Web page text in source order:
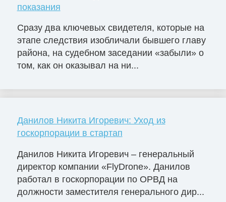
показания
Сразу два ключевых свидетеля, которые на
этапе следствия изобличали бывшего главу
района, на судебном заседании «забыли» о
том, как он оказывал на ни...
Данилов Никита Игоревич: Уход из
госкорпорации в стартап
Данилов Никита Игоревич – генеральный
директор компании «FlyDrone». Данилов
работал в госкорпорации по ОРВД на
должности заместителя генерального дир...